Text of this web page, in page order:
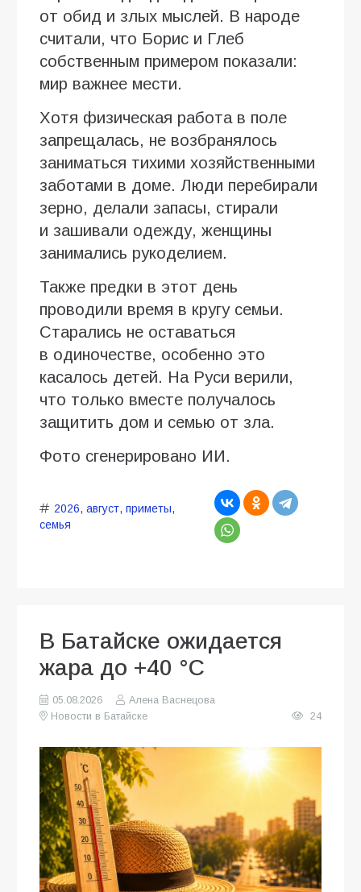
от обид и злых мыслей. В народе
считали, что Борис и Глеб
собственным примером показали:
мир важнее мести.
Хотя физическая работа в поле
запрещалась, не возбранялось
заниматься тихими хозяйственными
заботами в доме. Люди перебирали
зерно, делали запасы, стирали
и зашивали одежду, женщины
занимались рукоделием.
Также предки в этот день
проводили время в кругу семьи.
Старались не оставаться
в одиночестве, особенно это
касалось детей. На Руси верили,
что только вместе получалось
защитить дом и семью от зла.
Фото сгенерировано ИИ.
2026, август, приметы,
семья
В Батайске ожидается
жара до +40 °C
05.08.2026
Алена Васнецова
Новости в Батайске
24